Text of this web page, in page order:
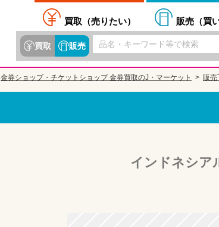
買取（売りたい） 販売（買
買取 販売
金券ショップ・チケットショップ 金券買取のJ・マーケット 販売
インドネシア